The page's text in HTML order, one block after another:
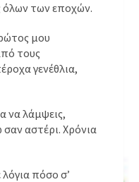
όλων των εποχών.
μου
τους
γενέθλια,
να λάμψεις,
αστέρι. Χρόνια
πόσο σ’